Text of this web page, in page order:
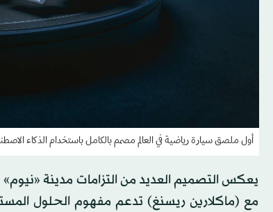
أول ملصق سيارة رياضية في العالم مصمم بالكامل باستخدام الذكاء
يعكس التصميم العديد من التزامات مدينة
مع (ماكلارين ريسنغ) تدعم مفهوم الحلول